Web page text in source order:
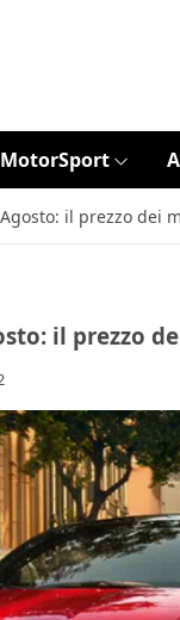
MotorSport
il prezzo dei
il prezzo